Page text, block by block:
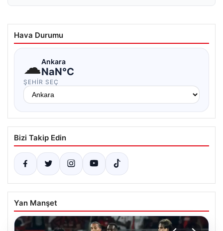
Hava Durumu
☁Ankara
NaN°C
ŞEHIR SEÇ
Bizi Takip Edin
Yan Manşet